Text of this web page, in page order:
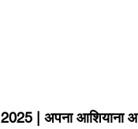
2025 | अपना आशियाना